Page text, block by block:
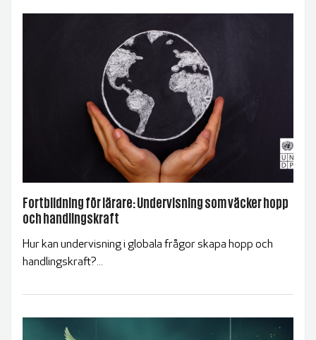
Fortbildning för lärare: Undervisning som väcker hopp
och handlingskraft
Hur kan undervisning i globala frågor skapa hopp och
handlingskraft?...